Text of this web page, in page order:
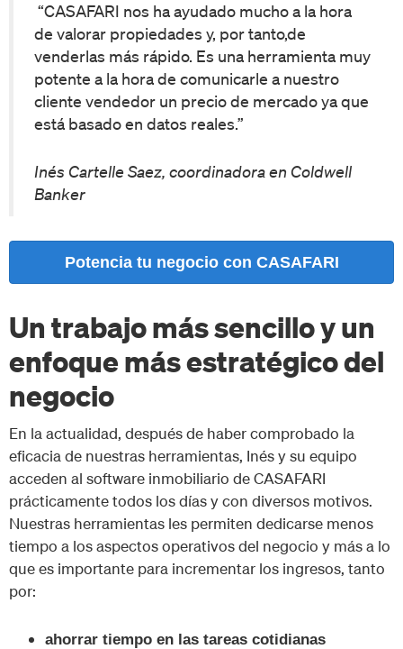
“CASAFARI nos ha ayudado mucho a la hora
de valorar propiedades y, por tanto,de
venderlas más rápido. Es una herramienta muy
potente a la hora de comunicarle a nuestro
cliente vendedor un precio de mercado ya que
está basado en datos reales.”
Inés Cartelle Saez, coordinadora en Coldwell
Banker
Potencia tu negocio con CASAFARI
Un trabajo más sencillo y un
enfoque más estratégico del
negocio
En la actualidad, después de haber comprobado la
eficacia de nuestras herramientas, Inés y su equipo
acceden al software inmobiliario de CASAFARI
prácticamente todos los días y con diversos motivos.
Nuestras herramientas les permiten dedicarse menos
tiempo a los aspectos operativos del negocio y más a lo
que es importante para incrementar los ingresos, tanto
por:
ahorrar tiempo en las tareas cotidianas